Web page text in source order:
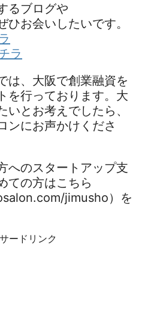
るブログや
お会いしたいです。
ラ
は、大阪で創業融資を
を行っております。大
とお考えでしたら、
ンにお声かけくださ
へのスタートアップ支
ての方はこちら
jimusho）を
ードリンク